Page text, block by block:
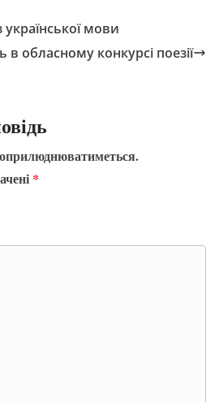
української мови
в обласному конкурсі поезії
*